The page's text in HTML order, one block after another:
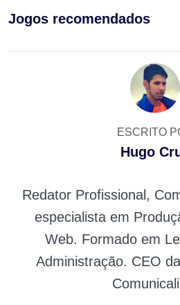
Jogos recomendados
ESCRITO
Hugo
Redator Profissional,
especialista em
Web. Formado em
Administração. CEO